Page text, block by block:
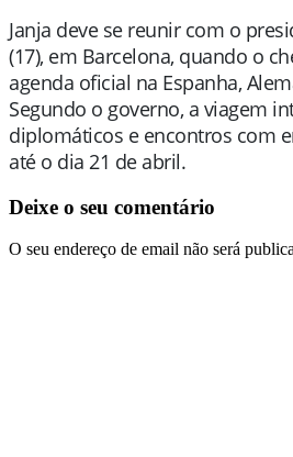
Janja deve se reunir com o
(17), em Barcelona, quando o
agenda oficial na Espanha,
Segundo o governo, a viagem
diplomáticos e encontros com
até o dia 21 de abril.
Deixe o seu comentário
O seu endereço de email não será